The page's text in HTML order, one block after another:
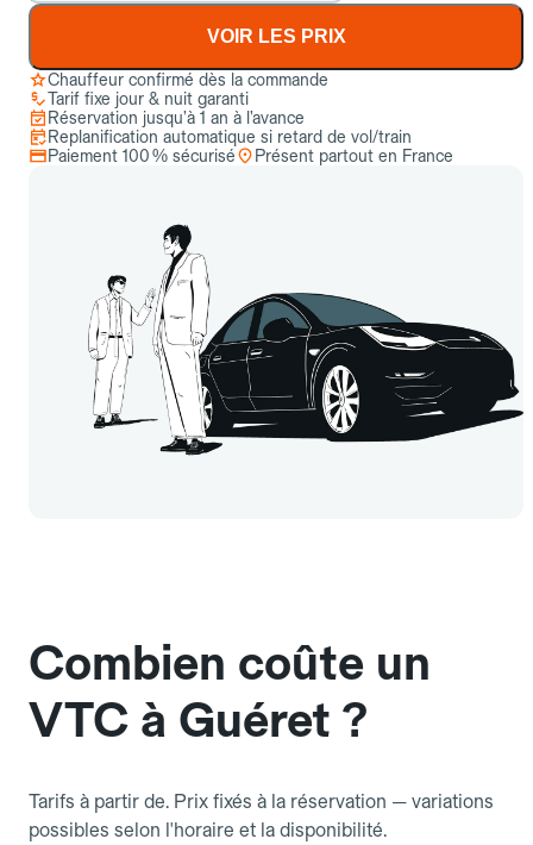
VOIR LES PRIX
Chauffeur confirmé dès la commande
Tarif fixe jour & nuit garanti
Réservation jusqu’à 1 an à l’avance
Replanification automatique si retard de vol/train
Paiement 100 % sécurisé
Présent partout en France
Combien coûte un
VTC à Guéret ?
Tarifs à partir de. Prix fixés à la réservation — variations
possibles selon l'horaire et la disponibilité.